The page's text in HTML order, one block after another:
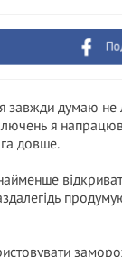
завжди думаю
я
довше.